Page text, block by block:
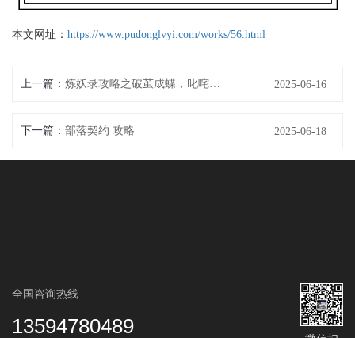
本文网址： https://www.pudonglvyi.com/works/56.html
上一篇： 2025-06-16
下一篇： 部落契约 攻略 2025-06-18
全国咨询热线
13594780489